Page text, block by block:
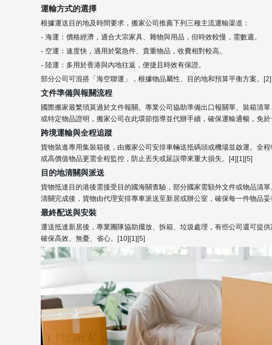
運輸方式的選擇
根據運送目的地及時間要求，搬家公司推薦下列三種主流運輸渠道：
- 海運：價格經濟，適合大宗家具、雜物與用品，但時效較慢，需數週。
- 空運：速度快，適用於緊急件、貴重物品，收費相對較高。
- 陸運：多用於香港與內地往返，便捷且時效有保證。
部分公司可混搭「海空聯運」，根據物品屬性、目的地和預算平衡方案。
文件準備與報關流程
國際搬家最繁瑣莫過於文件報關。專業公司協助準備出口報關單、裝箱清
或特定物品證明，搬家公司在此環節指導並代辦手續，確保運輸通暢，免
跨境運輸與全程追蹤
貨物裝進專用集裝箱後，由搬家公司安排車輛送抵碼頭或機場並啟運。全
或高價值物品更需全程監控，防止丟失或延誤帶來重大損失。[4][1][5]
目的地清關與派送
貨物抵達目的港後需接受目的國海關查驗，部分國家需額外文件或物品清
清關完成後，貨物由代理安排專車派送至新居或辦公室，確保每一件物品
最終配送與安裝
運送抵達新居後，專業團隊協助擺放、拆箱、垃圾處理，有些公司還可提
確保高效、無憂、省心。[10][1][5]